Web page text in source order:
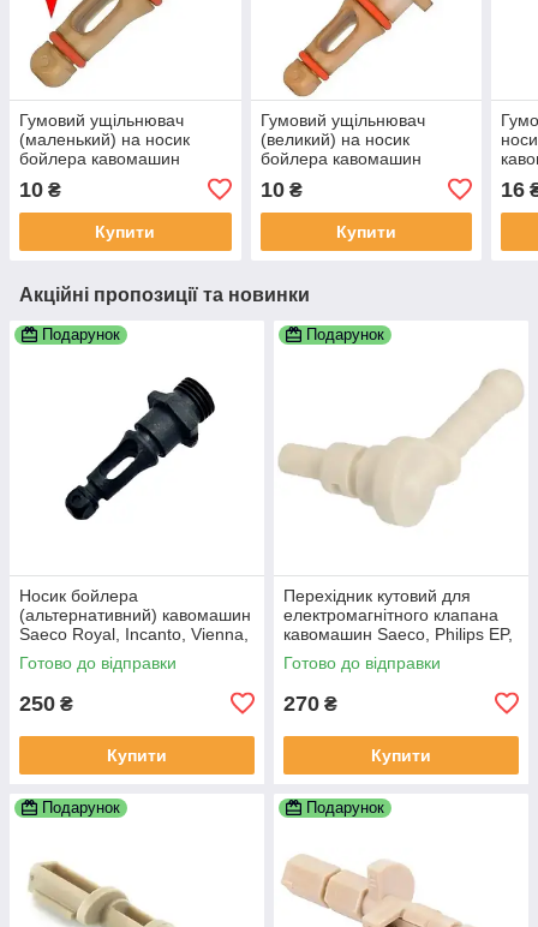
Гумовий ущільнювач
(маленький) на носик
бойлера кавомашин
NM01.057
10 ₴
Купити
Гумовий ущільнювач
(великий) на носик
бойлера кавомашин
NM01.035
10₴
Купити
16
Акційні пропозиції та новинки
Подарунок
Носик бойлера
(альтернативний) кавомашин
Saeco Royal, Incanto, Vienna,
9011.100 J4/36
Готово до відправки
250 ₴
Купити
Подарунок
Перехідник кутовий для
електромагнітного клапана
кавомашин Saeco, Philips EP,
421941200532
Готово до відправки
270 ₴
Купити
Подарунок Подарунок